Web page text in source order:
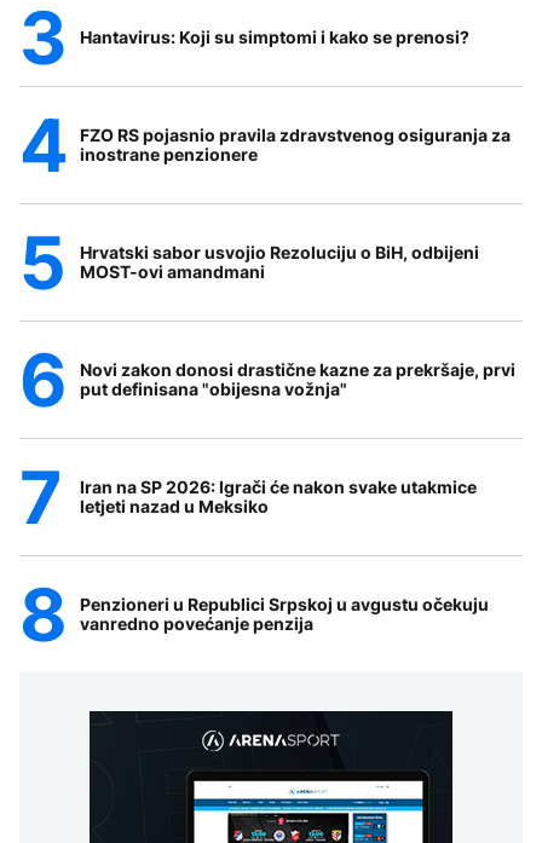
Hantavirus: Koji su simptomi i kako se prenosi?
FZO RS pojasnio pravila zdravstvenog osiguranja za
inostrane penzionere
Hrvatski sabor usvojio Rezoluciju o BiH, odbijeni
MOST-ovi amandmani
Novi zakon donosi drastične kazne za prekršaje, prvi
put definisana "obijesna vožnja"
Iran na SP 2026: Igrači će nakon svake utakmice
letjeti nazad u Meksiko
Penzioneri u Republici Srpskoj u avgustu očekuju
vanredno povećanje penzija